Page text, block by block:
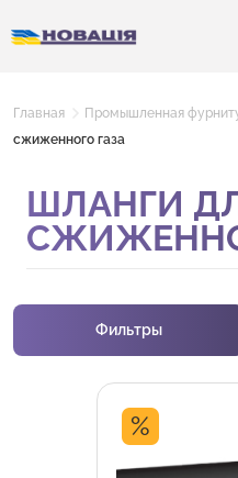
Главная Промышленная
сжиженного газа
ШЛАНГИ
Фильтры
%